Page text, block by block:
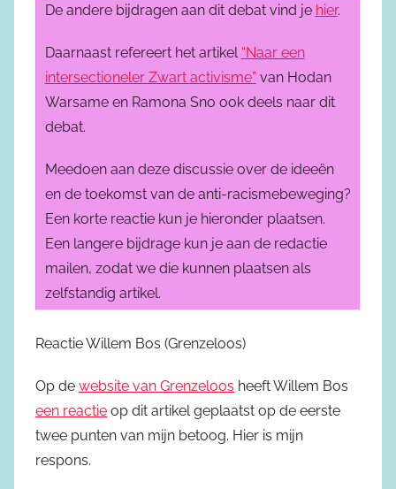
De andere bijdragen aan dit debat vind je hier.
Daarnaast refereert het artikel “Naar een
intersectioneler Zwart activisme” van Hodan
Warsame en Ramona Sno ook deels naar dit
debat.
Meedoen aan deze discussie over de ideeën
en de toekomst van de anti-racismebeweging?
Een korte reactie kun je hieronder plaatsen.
Een langere bijdrage kun je aan de redactie
mailen, zodat we die kunnen plaatsen als
zelfstandig artikel.
Reactie Willem Bos (Grenzeloos)
Op de website van Grenzeloos heeft Willem Bos
een reactie op dit artikel geplaatst op de eerste
twee punten van mijn betoog. Hier is mijn
respons.